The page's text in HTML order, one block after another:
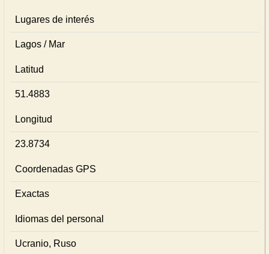
Lugares de interés
Lagos / Mar
Latitud
51.4883
Longitud
23.8734
Coordenadas GPS
Exactas
Idiomas del personal
Ucranio, Ruso